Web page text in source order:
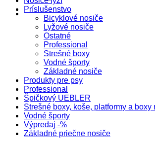
Príslušenstvo
Bicyklové nosiče
Lyžové nosiče
Ostatné
Professional
Strešné boxy
Vodné športy
Základné nosiče
Produkty pre psy
Professional
Špičkový UEBLER
Strešné boxy, koše, platformy a
Vodné športy
Výpredaj -%
Základné priečne nosiče